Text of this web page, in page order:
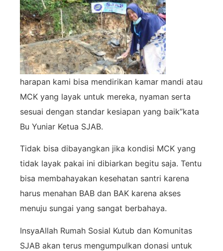
harapan kami bisa mendirikan kamar mandi atau
MCK yang layak untuk mereka, nyaman serta
sesuai dengan standar kesiapan yang baik”kata
Bu Yuniar Ketua SJAB.
Tidak bisa dibayangkan jika kondisi MCK yang
tidak layak pakai ini dibiarkan begitu saja. Tentu
bisa membahayakan kesehatan santri karena
harus menahan BAB dan BAK karena akses
menuju sungai yang sangat berbahaya.
InsyaAllah Rumah Sosial Kutub dan Komunitas
SJAB akan terus mengumpulkan donasi untuk